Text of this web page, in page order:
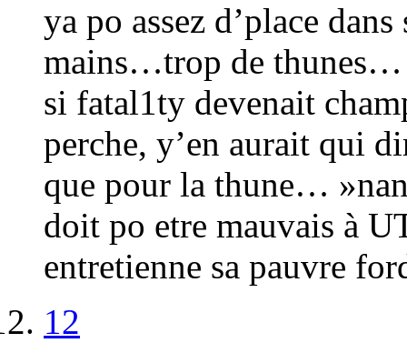
ya po assez d’place
mains…trop de thunes…
si fatal1ty devenait
perche, y’en aurait qui
que pour la thune…
doit po etre mauvais à
entretienne sa pauvre
12